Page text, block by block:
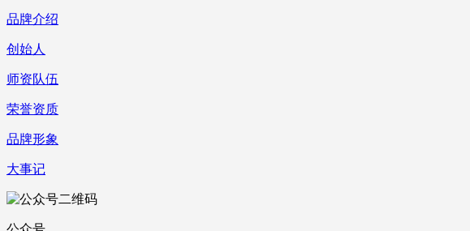
品牌介绍
创始人
师资队伍
荣誉资质
品牌形象
大事记